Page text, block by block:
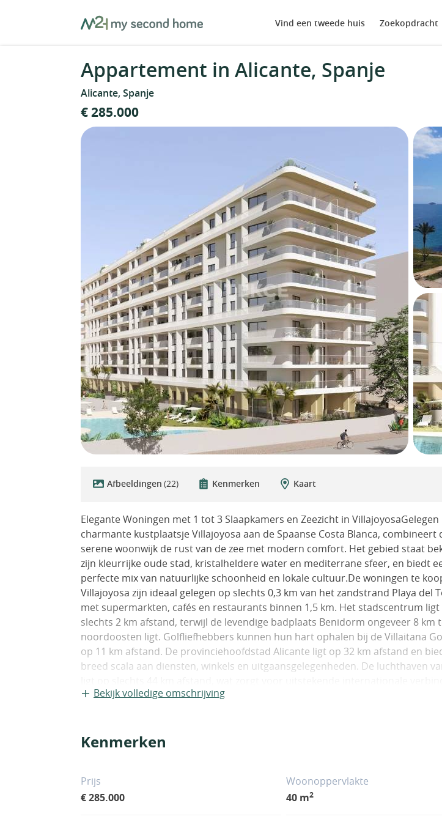
MySecondHome Vind een tweede huis Zoekopdracht
Appartement in Alicante, Spanje
Alicante, Spanje
€ 285.000
Afbeeldingen (22) Kenmerken Kaart
Elegante Woningen met 1 tot 3 Slaapkamers en Zeezicht in
charmante kustplaatsje Villajoyosa aan de Spaanse Costa Blanca, combineert
serene woonwijk de rust van de zee met modern comfort. Het gebied staat
zijn kleurrijke oude stad, kristalheldere water en mediterrane sfeer, en biedt
perfecte mix van natuurlijke schoonheid en lokale cultuur.De woningen te
Villajoyosa zijn ideaal gelegen op slechts 0,3 km van het zandstrand Playa del
met supermarkten, cafés en restaurants binnen 1,5 km. Het stadscentrum ligt
slechts 2 km afstand, terwijl de levendige badplaats Benidorm ongeveer 8 km
noordoosten ligt. Golfliefhebbers kunnen hun hart ophalen bij de Villaitana
op 11 km afstand. De provinciehoofdstad Alicante ligt op 32 km afstand en
breed scala aan diensten, winkels en uitgaansgelegenheden. De luchthaven
woonwijk is gebouwd op een verhoogd perceel dat vanaf elke verdieping een
passen bij het kustlandschap. Bewoners genieten exclusieve toegang tot
en recreatie. Beveiligde parkeergelegenheid en privébergingen zijn ook
woning is ontworpen om licht en open ruimte te omarmen, met indelingen
Bekijk volledige omschrijving
Kenmerken
Prijs
€ 285.000
Woonoppervlakte
40 m2